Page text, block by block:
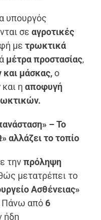
υπουργός
σεαγροτικές
με τρωκτικά
μέτρα προστασίας,
και μάσκας,ο
και ηαποφυγή
– Το
το τοπίο
τηνπρόληψη
μετατρέπει το
Ασθένειας»
Πάνω από6
ήδη